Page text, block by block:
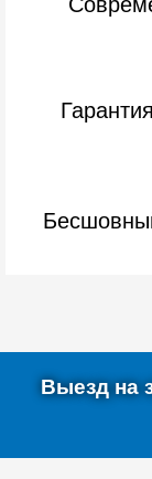
Выезд на